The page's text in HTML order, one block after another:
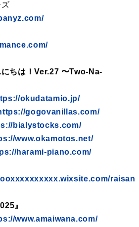
ズ
にちは！Ver.27 〜Two-Na-
okudatamio.jp/
gogovanillas.com/
bialystocks.com/
www.okamotos.net/
harami-piano.com/
raisan
』
www.amaiwana.com/